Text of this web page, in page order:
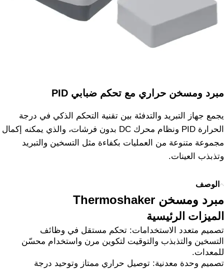
مبرد ومسخن حراري مع تحكم ضبابي PID
يجمع جهاز التبريد والتدفئة بين تقنية التحكم الذكي في درجة
الحرارة PID ونظام محرك DC بدون فرشات، والذي يمكنه إكمال
مجموعة متنوعة من العمليات بكفاءة مثل التسخين والتبريد
وتذبذب العينات.
الوصف
مبرد ومسخن Thermoshaker
الميزات الرئيسية
تصميم متعدد الاستخدامات: تحكم مستقل في وظائف
التسخين والتذبذب والتوقيت لتكوين مرن واستخدام محسّن
للمعدات.
تصميم وحدة معدنية: توصيل حراري ممتاز وتوحيد درجة